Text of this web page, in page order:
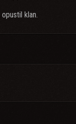
opustil klan.